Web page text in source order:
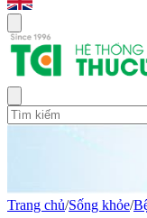
Trang chủ/Sống khỏe/